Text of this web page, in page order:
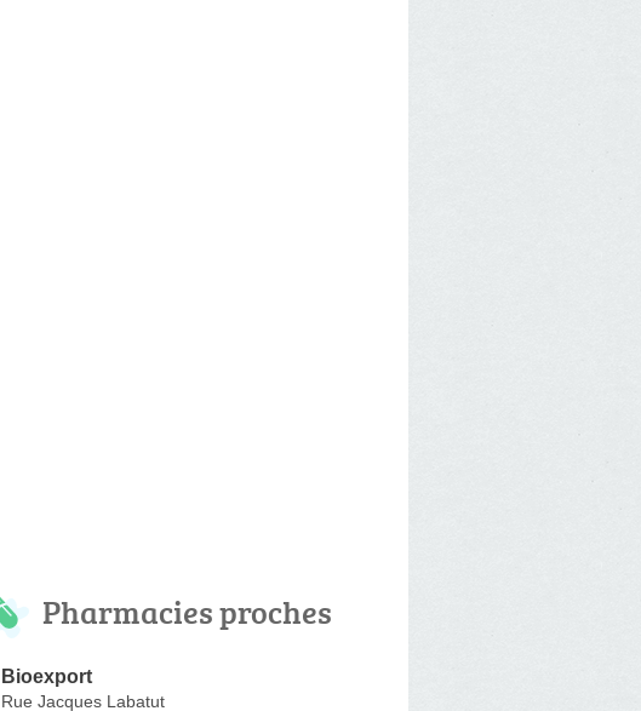
Pharmacies proches
Bioexport
Rue Jacques Labatut